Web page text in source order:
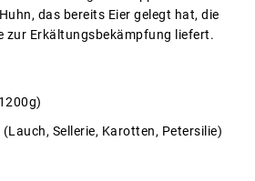
das bereits Eier gelegt hat, die
Erkältungsbekämpfung liefert.
Sellerie, Karotten, Petersilie)